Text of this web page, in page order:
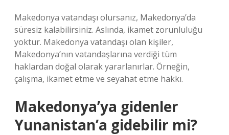
Makedonya vatandaşı olursanız, Makedonya’da
süresiz kalabilirsiniz. Aslında, ikamet zorunluluğu
yoktur. Makedonya vatandaşı olan kişiler,
Makedonya’nın vatandaşlarına verdiği tüm
haklardan doğal olarak yararlanırlar. Örneğin,
çalışma, ikamet etme ve seyahat etme hakkı.
Makedonya’ya gidenler
Yunanistan’a gidebilir mi?